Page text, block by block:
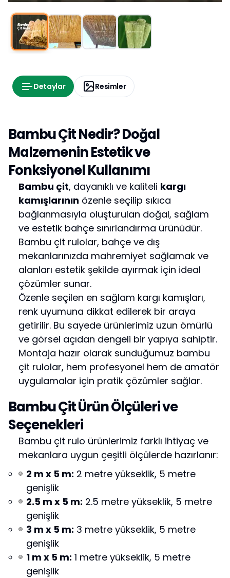
Detaylar Resimler
Bambu Çit Nedir? Doğal
Malzemenin Estetik ve
Fonksiyonel Kullanımı
Bambu çit, dayanıklı ve kaliteli kargı
kamışlarının özenle seçilip sıkıca
bağlanmasıyla oluşturulan doğal, sağlam
ve estetik bahçe sınırlandırma ürünüdür.
Bambu çit rulolar, bahçe ve dış
mekanlarınızda mahremiyet sağlamak ve
alanları estetik şekilde ayırmak için ideal
çözümler sunar.
Özenle seçilen en sağlam kargı kamışları,
renk uyumuna dikkat edilerek bir araya
getirilir. Bu sayede ürünlerimiz uzun ömürlü
ve görsel açıdan dengeli bir yapıya sahiptir.
Montaja hazır olarak sunduğumuz bambu
çit rulolar, hem profesyonel hem de amatör
uygulamalar için pratik çözümler sağlar.
Bambu Çit Ürün Ölçüleri ve
Seçenekleri
Bambu çit rulo ürünlerimiz farklı ihtiyaç ve
mekanlara uygun çeşitli ölçülerde hazırlanır:
2 m x 5 m: 2 metre yükseklik, 5 metre
genişlik
2.5 m x 5 m: 2.5 metre yükseklik, 5 metre
genişlik
3 m x 5 m: 3 metre yükseklik, 5 metre
genişlik
1 m x 5 m: 1 metre yükseklik, 5 metre
genişlik